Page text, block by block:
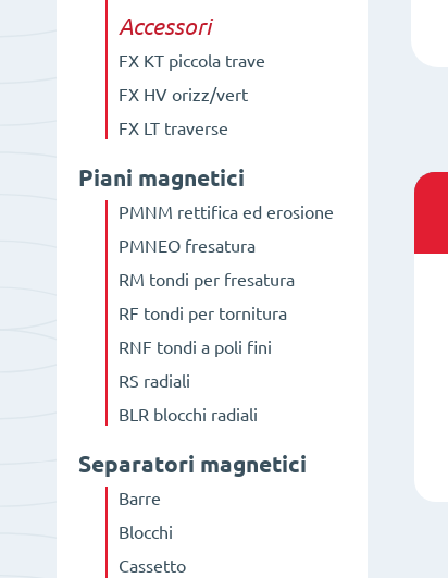
Accessori
FX KT piccola trave
FX HV orizz/vert
FX LT traverse
Piani magnetici
PMNM rettifica ed erosione
PMNEO fresatura
RM tondi per fresatura
RF tondi per tornitura
RNF tondi a poli fini
RS radiali
BLR blocchi radiali
Separatori magnetici
Barre
Blocchi
Cassetto